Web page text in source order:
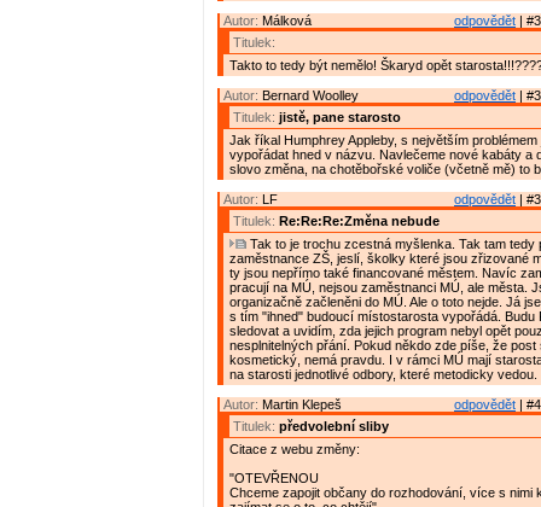
odpovědět |
Autor: Málková
Titulek:
Takto to tedy být nemělo! Škaryd opět
odpovědět |
Autor: Bernard Woolley
Titulek: jistě, pane starosto
Jak říkal Humphrey Appleby, s největším problémem
vypořádat hned v názvu. Navlečeme nové kabáty a
slovo změna, na chotěbořské voliče (včetně mě) to
odpovědět |
Autor: LF
Titulek: Re:Re:Re:Změna nebude
Tak to je trochu zcestná myšlenka. Tak tam tedy
zaměstnance ZŠ, jeslí, školky které jsou zřizované
ty jsou nepřímo také financované městem. Navíc
pracují na MÚ, nejsou zaměstnanci MÚ, ale města.
organizačně začleněni do MÚ. Ale o toto nejde. Já
s tím "ihned" budoucí místostarosta vypořádá. Budu
sledovat a uvidím, zda jejich program nebyl opět
nesplnitelných přání. Pokud někdo zde píše, že post
kosmetický, nemá pravdu. I v rámci MÚ mají
na starosti jednotlivé odbory, které metodicky vedou.
odpovědět |
Autor: Martin Klepeš
Titulek: předvolební sliby
Citace z webu změny:
"OTEVŘENOU
Chceme zapojit občany do rozhodování, více s nimi